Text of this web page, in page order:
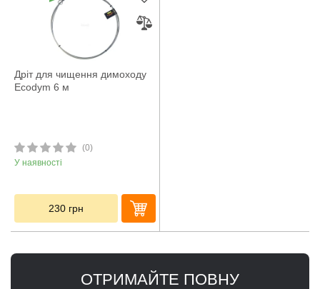
Дріт для чищення димоходу
Ecodym 6 м
(0)
У наявності
230 грн
ОТРИМАЙТЕ ПОВНУ